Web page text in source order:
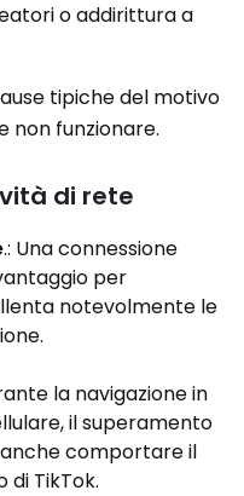
o addirittura a
tipiche del motivo
non funzionare.
di rete
.: Una connessione
per
notevolmente le
la navigazione in
il superamento
comportare il
TikTok.